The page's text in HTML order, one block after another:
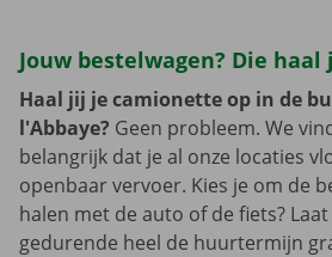
Jouw bestelwagen? Die
Haal jij je camionette op in de
l'Abbaye? Geen probleem. We
belangrijk dat je al onze locaties
openbaar vervoer. Kies je om de
halen met de auto of de fiets?
gedurende heel de huurtermijn